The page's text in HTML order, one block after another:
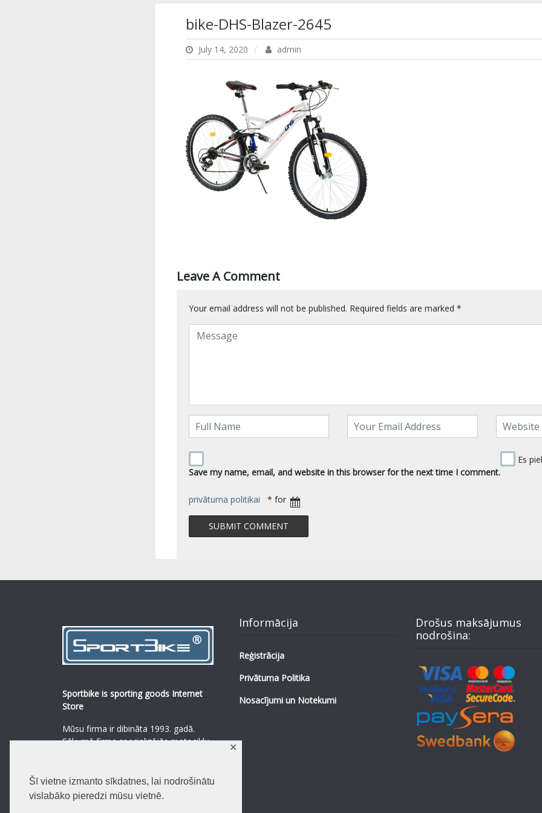
Šī vietne izmanto sīkdatnes, lai nodrošinātu
vislabāko pieredzi mūsu vietnē.
✕
bike-DHS-Blazer-2645
July 14, 2020 admin
Leave A Comment
Your email address will not be published. Required fields are marked *
Save my name, email, and website in this browser for the next time I comment.
Es
privātuma politikai * for
Sportbike is sporting goods Internet
Store
Mūsu firma ir dibināta 1993. gadā.
Sākumā firma specializējās motociklu,
Lasīt vairāk
Informācija
Reģistrācija
Privātuma Politika
Nosacījumi un Notekumi
Drošus maksājumus
nodrošina:
0